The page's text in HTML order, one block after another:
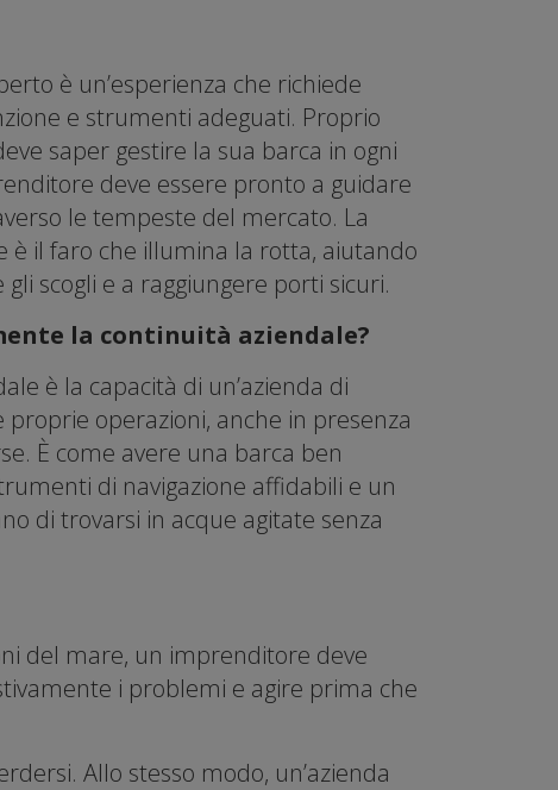
è un’esperienza che richiede
e strumenti adeguati. Proprio
saper gestire la sua barca in ogni
deve essere pronto a guidare
le tempeste del mercato. La
è il faro che illumina la rotta, aiutando
scogli e a raggiungere porti sicuri.
la continuità aziendale?
è la capacità di un’azienda di
operazioni, anche in presenza
È come avere una barca ben
di navigazione affidabili e un
di trovarsi in acque agitate senza
del mare, un imprenditore deve
i problemi e agire prima che
Allo stesso modo, un’azienda